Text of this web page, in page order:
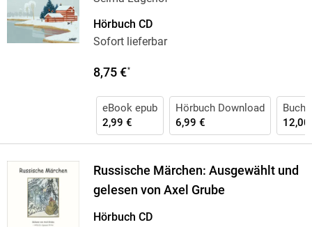
Hörbuch CD
Sofort lieferbar
8,75 €*
eBook epub
2,99 €
Hörbuch Download
6,99 €
Buch
12,00
Russische Märchen: Ausgewählt und
gelesen von Axel Grube
Hörbuch CD